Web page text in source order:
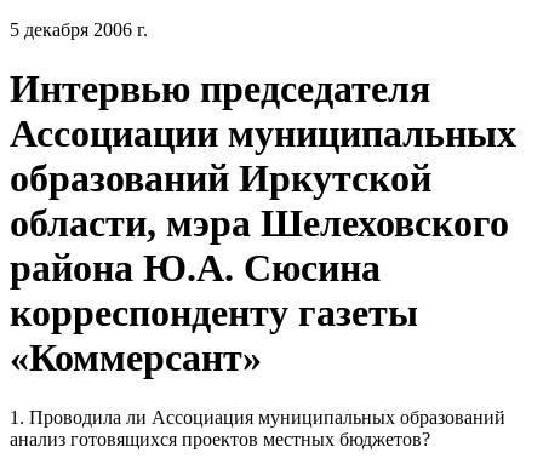
5 декабря 2006 г.
Интервью председателя
Ассоциации муниципальных
образований Иркутской
области, мэра Шелеховского
района Ю.А. Сюсина
корреспонденту газеты
«Коммерсант»
1. Проводила ли Ассоциация муниципальных образований
анализ готовящихся проектов местных бюджетов?